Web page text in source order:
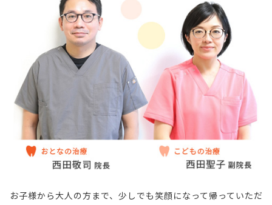
お子様から大人の方まで、少しでも笑顔になって帰っていただ